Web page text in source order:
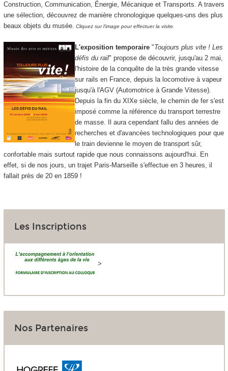
Construction, Communication, Énergie, Mécanique et Transports. A travers
une sélection, découvrez de manière chronologique quelques-uns des plus
beaux objets du musée. Cliquez sur l'image pour effectuer la visite.
L'exposition temporaire"Toujours plus vite ! Les
défis du rail" propose de découvrir, jusqu'au 2 mai,
l'histoire de la conquête de la très grande vitesse
sur rails en France, depuis la locomotive à vapeur
jusqu'à l'AGV (Automotrice à Grande Vitesse).
Depuis la fin du XIXe siècle, le chemin de fer s'est
imposé comme la référence du transport terrestre
de masse. Il aura cependant fallu des années de
recherches et d'avancées technologiques pour que
le train devienne le moyen de transport sûr,
confortable mais surtout rapide que nous connaissons aujourd'hui. En
effet, si de nos jours, un trajet Paris-Marseille s'effectue en 3 heures, il
fallait près de 20 en 1859 !
Les Inscriptions
>
Nos Partenaires